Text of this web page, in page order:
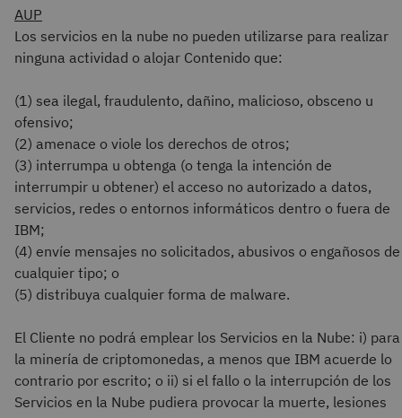
AUP
Los servicios en la nube no pueden utilizarse para realizar
ninguna actividad o alojar Contenido que:
(1) sea ilegal, fraudulento, dañino, malicioso, obsceno u
ofensivo;
(2) amenace o viole los derechos de otros;
(3) interrumpa u obtenga (o tenga la intención de
interrumpir u obtener) el acceso no autorizado a datos,
servicios, redes o entornos informáticos dentro o fuera de
IBM;
(4) envíe mensajes no solicitados, abusivos o engañosos de
cualquier tipo; o
(5) distribuya cualquier forma de malware.
El Cliente no podrá emplear los Servicios en la Nube: i) para
la minería de criptomonedas, a menos que IBM acuerde lo
contrario por escrito; o ii) si el fallo o la interrupción de los
Servicios en la Nube pudiera provocar la muerte, lesiones